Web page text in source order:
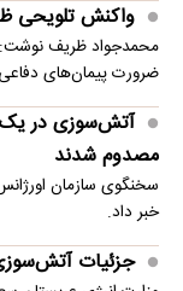
واکنش تلویحی
محمدجواد ظریف نوشت:
ضرورت پیمان‌های
مصدوم شدند
سخنگوی سازمان
خبر داد.
جزئیات آتش‌سوزی